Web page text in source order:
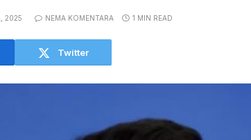
2025 NEMA KOMENTARA 1 MIN READ
Twitter